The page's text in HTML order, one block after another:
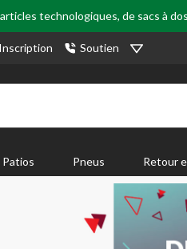
technologiques, de sacs à
Inscription Soutien
Patios Pneus Retour